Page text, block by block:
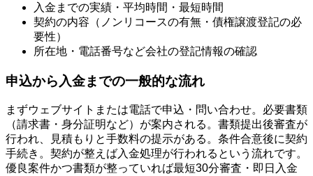
入金までの実績・平均時間・最短時間
契約の内容（ノンリコースの有無・債権譲渡登記の必
要性）
所在地・電話番号など会社の登記情報の確認
申込から入金までの一般的な流れ
まずウェブサイトまたは電話で申込・問い合わせ。必要書類
（請求書・身分証明など）が案内される。書類提出後審査が
行われ、見積もりと手数料の提示がある。条件合意後に契約
手続き。契約が整えば入金処理が行われるという流れです。
優良案件かつ書類が整っていれば最短30分審査・即日入金